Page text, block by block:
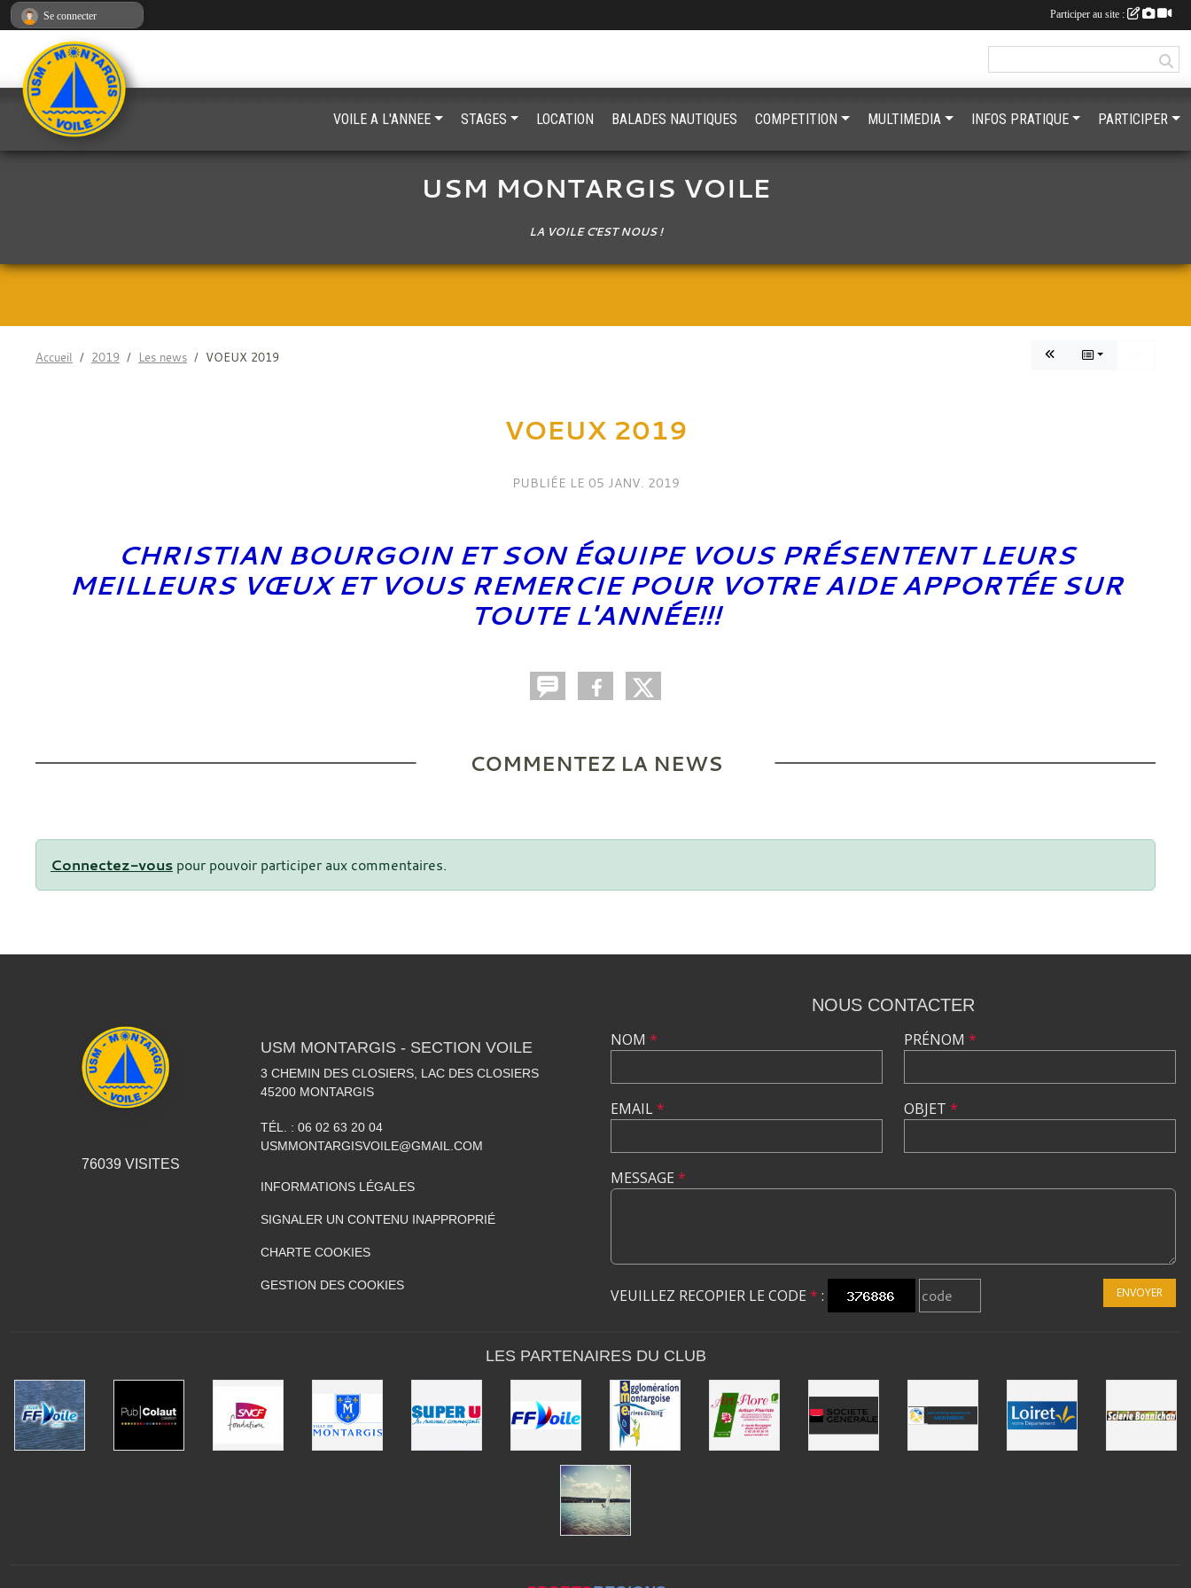
USM MONTARGIS VOILE
LA VOILE C'EST NOUS !
Accueil 2019 Les news VOEUX 2019
VOEUX 2019
PUBLIÉE LE 05 JANV. 2019
CHRISTIAN BOURGOIN ET SON ÉQUIPE VOUS PRÉSENTENT LEURS
MEILLEURS VŒUX ET VOUS REMERCIE POUR VOTRE AIDE APPORTÉE SUR
TOUTE L'ANNÉE!!!
COMMENTEZ LA NEWS
Connectez-vous pour pouvoir participer aux commentaires.
VOILE A L'ANNEE STAGES LOCATION BALADES NAUTIQUES COMPETITION MULTIMEDIA INFOS PRATIQUE PARTICIPER
76039 VISITES
USM MONTARGIS - SECTION VOILE
3 CHEMIN DES CLOSIERS, LAC DES CLOSIERS
45200 MONTARGIS
TÉL. : 06 02 63 20 04
USMMONTARGISVOILE@GMAIL.COM
INFORMATIONS LÉGALES
SIGNALER UN CONTENU INAPPROPRIÉ
CHARTE COOKIES
GESTION DES COOKIES
NOUS CONTACTER
NOM *
EMAIL*
PRÉNOM *
OBJET *
MESSAGE *
VEUILLEZ RECOPIER LE CODE * : ENVOYER
LES PARTENAIRES DU CLUB
Se connecter Participer au site :
Panneau de gestion des cookies